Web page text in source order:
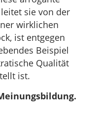
sie von der
wirklichen
ist entgegen
Beispiel
Qualität
ist.